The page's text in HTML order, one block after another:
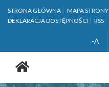
STRONA GŁÓWNA MAPA STRONY
DEKLARACJA DOSTĘPNOŚCI
RSS
-A
główna